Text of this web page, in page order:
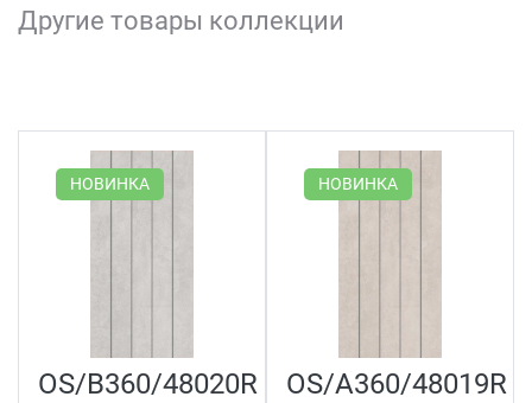
Другие товары коллекции
НОВИНКА
OS/B360/48020R
НОВИНКА
OS/A360/48019R